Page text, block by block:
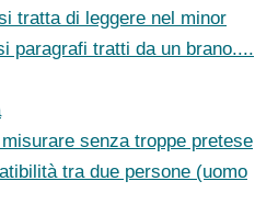
tratta di leggere nel minor
paragrafi tratti da un brano....
senza troppe pretese
tra due persone (uomo